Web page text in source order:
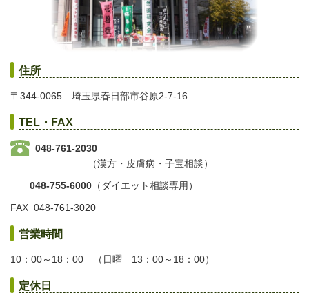
住所
〒344-0065 埼玉県春日部市谷原2-7-16
TEL・FAX
048-761-2030
（漢方・皮膚病・子宝相談）
048-755-6000 （ダイエット相談専用）
FAX 048-761-3020
営業時間
10：00～18：00 （日曜 13：00～18：00）
定休日